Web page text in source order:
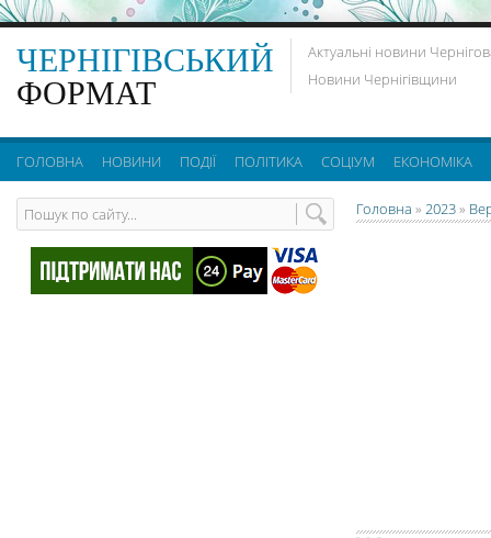
ЧЕРНІГІВСЬКИЙ
ФОРМАТ
Актуальні новини
Новини Чернігівщини
ГОЛОВНА НОВИНИ ПОДІЇ ПОЛІТИКА СОЦІУМ ЕКОНОМІКА
Головна » 2023»